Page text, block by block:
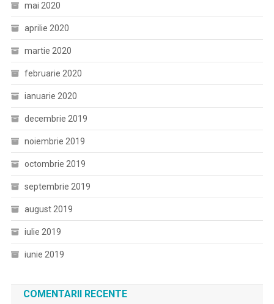
mai 2020
aprilie 2020
martie 2020
februarie 2020
ianuarie 2020
decembrie 2019
noiembrie 2019
octombrie 2019
septembrie 2019
august 2019
iulie 2019
iunie 2019
COMENTARII RECENTE